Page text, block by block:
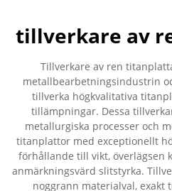
tillverkare av
Tillverkare av ren
metallbearbetningsindustrin
tillverka högkvalitativa
tillämpningar. Dessa
metallurgiska processer och
titanplattor med exceptionellt
förhållande till vikt, överlägsen
anmärkningsvärd slitstyrka.
noggrann materialval, exakt